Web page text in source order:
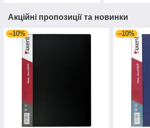
Акційні пропозиції та новинки
–10% –10%